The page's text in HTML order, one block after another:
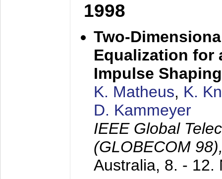
1998
Two-
Equalization for
Impulse
K. Matheus, K.
D. Kammeyer
IEEE Global
(GLOBECOM
Australia, 8. - 12.